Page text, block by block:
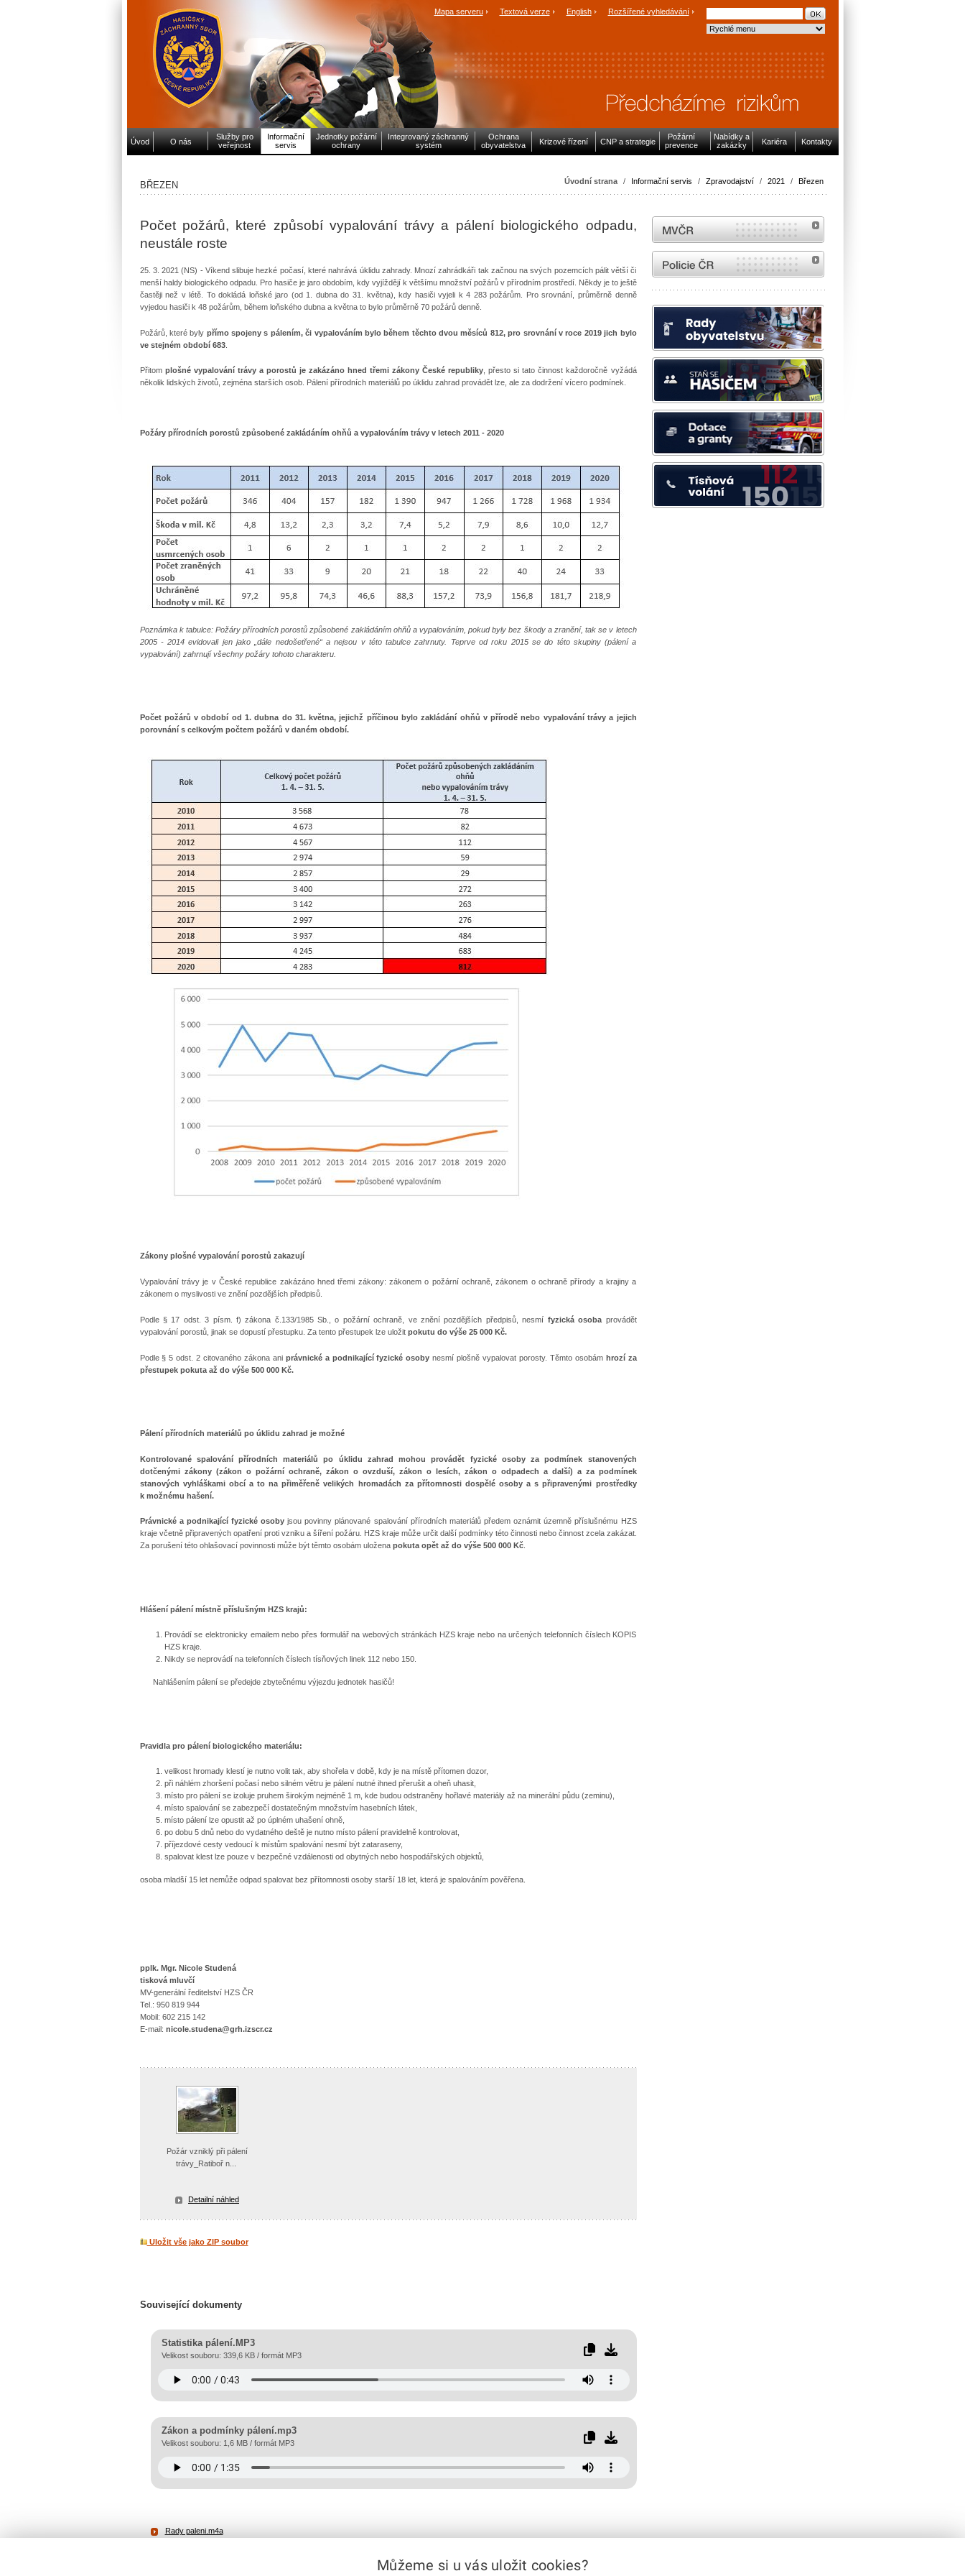
Mapa serveru Textová verze English Rozšířené vyhledávání
Úvod O nás
Služby pro
veřejnost
Informační
servis
Jednotky požární
ochrany
Integrovaný záchranný
systém
Ochrana
obyvatelstva
Krizové řízení CNP a strategie
Požární
prevence
Nabídky a
zakázky
Kariéra Kontakty
Úvodní strana / Informační servis / Zpravodajství / 2021 / Březen
BŘEZEN
Počet požárů, které způsobí vypalování trávy a pálení biologického odpadu,
neustále roste
25. 3. 2021 (NS) - Víkend slibuje hezké počasí, které nahrává úklidu zahrady. Mnozí zahrádkáři tak začnou na svých pozemcích pálit větší či
menší haldy biologického odpadu. Pro hasiče je jaro obdobím, kdy vyjíždějí k většímu množství požárů v přírodním prostředí. Někdy je to ještě
častěji než v létě. To dokládá loňské jaro (od 1. dubna do 31. května), kdy hasiči vyjeli k 4 283 požárům. Pro srovnání, průměrně denně
vyjedou hasiči k 48 požárům, během loňského dubna a května to bylo průměrně 70 požárů denně.
Požárů, které byly přímo spojeny s pálením, či vypalováním bylo během těchto dvou měsíců 812, pro srovnání v roce 2019 jich bylo
ve stejném období 683.
Přitom plošné vypalování trávy a porostů je zakázáno hned třemi zákony České republiky , přesto si tato činnost každoročně vyžádá
několik lidských životů, zejména starších osob. Pálení přírodních materiálů po úklidu zahrad provádět lze, ale za dodržení vícero podmínek.
Požáry přírodních porostů způsobené zakládáním ohňů a vypalováním trávy v letech 2011 - 2020
Poznámka k tabulce: Požáry přírodních porostů způsobené zakládáním ohňů a vypalováním, pokud byly bez škody a zranění, tak se v letech
2005 - 2014 evidovali jen jako „dále nedošetřené“ a nejsou v této tabulce zahrnuty. Teprve od roku 2015 se do této skupiny (pálení a
vypalování) zahrnují všechny požáry tohoto charakteru.
Počet požárů v období od 1. dubna do 31. května, jejichž příčinou bylo zakládání ohňů v příroděnebo vypalování trávy a jejich
porovnání s celkovým počtem požárů v daném období.
Zákony plošné vypalování porostů zakazují
Vypalování trávy je v České republice zakázáno hned třemi zákony: zákonem o požární ochraně, zákonem o ochraně přírody a krajiny a
zákonem o myslivosti ve znění pozdějších předpisů.
Podle § 17 odst. 3 písm. f) zákona č.133/1985 Sb., o požární ochraně, ve znění pozdějších předpisů, nesmí fyzická osoba provádět
vypalování porostů, jinak se dopustí přestupku. Za tento přestupek lze uložit pokutu do výše 25 000 Kč.
Podle § 5 odst. 2 citovaného zákona ani právnické a podnikající fyzické osoby nesmí plošně vypalovat porosty. Těmto osobám hrozí za
přestupek pokuta až do výše 500 000 Kč.
Pálení přírodních materiálů po úklidu zahrad je možné
Kontrolované spalování přírodních materiálů po úklidu zahrad mohou provádět fyzické osobyza podmínek stanovených
dotčenými zákony (zákon o požární ochraně, zákon o ovzduší, zákon o lesích, zákon o odpadech a další) a za podmínek
stanových vyhláškami obcí a to na přiměřeně velikých hromadách za přítomnosti dospělé osoby a s připravenými prostředky
k možnému hašení.
Právnické a podnikající fyzické osobyjsou povinny plánované spalování přírodních materiálů předem oznámit územně příslušnému HZS
kraje včetně připravených opatření proti vzniku a šíření požáru. HZS kraje může určit další podmínky této činnosti nebo činnost zcela zakázat.
Za porušení této ohlašovací povinnosti může být těmto osobám uložena pokuta opět až do výše 500 000 Kč.
Hlášení pálení místně příslušným HZS krajů:
Provádí se elektronicky emailem nebo přes formulář na webových stránkách HZS kraje nebo na určených telefonních číslech KOPIS
HZS kraje.
Nikdy se neprovádí na telefonních číslech tísňových linek 112 nebo 150.
Nahlášením pálení se předejde zbytečnému výjezdu jednotek hasičů!
Pravidla pro pálení biologického materiálu:
velikost hromady klestí je nutno volit tak, aby shořela v době, kdy je na místě přítomen dozor,
při náhlém zhoršení počasí nebo silném větru je pálení nutné ihned přerušit a oheň uhasit,
místo pro pálení se izoluje pruhem širokým nejméně 1 m, kde budou odstraněny hořlavé materiály až na minerální půdu (zeminu),
místo spalování se zabezpečí dostatečným množstvím hasebních látek,
místo pálení lze opustit až po úplném uhašení ohně,
po dobu 5 dnů nebo do vydatného deště je nutno místo pálení pravidelně kontrolovat,
příjezdové cesty vedoucí k místům spalování nesmí být zataraseny,
spalovat klest lze pouze v bezpečné vzdálenosti od obytných nebo hospodářských objektů,
osoba mladší 15 let nemůže odpad spalovat bez přítomnosti osoby starší 18 let, která je spalováním pověřena.
pplk. Mgr. Nicole Studená
tisková mluvčí
MV-generální ředitelství HZS ČR
Tel.: 950 819 944
Mobil: 602 215 142
E-mail: nicole.studena@grh.izscr.cz
Požár vzniklý při pálení
trávy_Ratiboř n...
Detailní náhled
Uložit vše jako ZIP soubor
Související dokumenty
Statistika pálení.MP3
Velikost souboru: 339,6 KB / formát MP3
Zákon a podmínky pálení.mp3
Velikost souboru: 1,6 MB / formát MP3
Rady paleni.m4a
MVČR
internetové stránky Policie ČR
Můžeme si u vás uložit cookies?